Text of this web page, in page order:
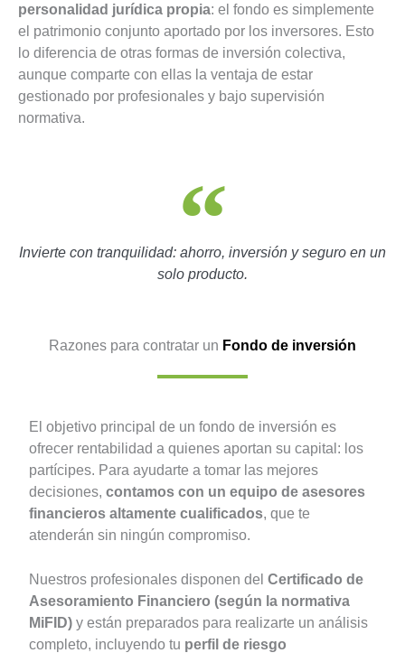
personalidad jurídica propia: el fondo es simplemente
el patrimonio conjunto aportado por los inversores. Esto
lo diferencia de otras formas de inversión colectiva,
aunque comparte con ellas la ventaja de estar
gestionado por profesionales y bajo supervisión
normativa.
Invierte con tranquilidad: ahorro, inversión y seguro en un
solo producto.
Razones para contratar un Fondo de inversión
El objetivo principal de un fondo de inversión es
ofrecer rentabilidad a quienes aportan su capital: los
partícipes. Para ayudarte a tomar las mejores
decisiones, contamos con un equipo de asesores
financieros altamente cualificados, que te
atenderán sin ningún compromiso.
Nuestros profesionales disponen del Certificado de
Asesoramiento Financiero (según la normativa
MiFID) y están preparados para realizarte un análisis
completo, incluyendo tu perfil de riesgo